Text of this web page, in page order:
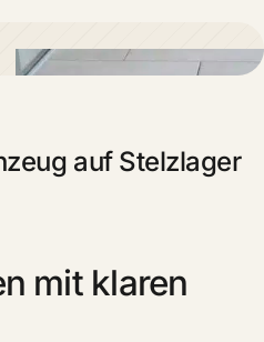
auf Stelzlager
mit klaren